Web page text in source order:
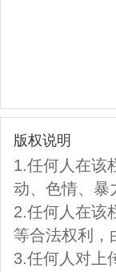
版权说明
1.任何人在该
动、色情、暴
2.任何人在该
等合法权利，
3.任何人对上